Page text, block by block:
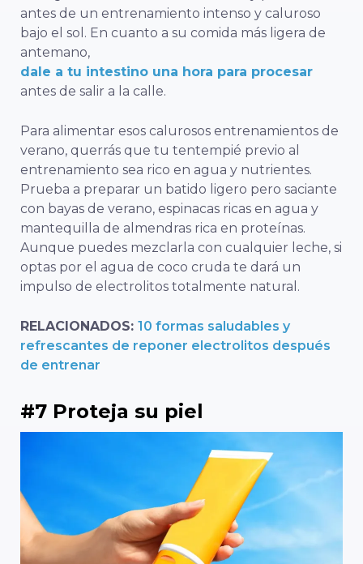
antes de un entrenamiento intenso y caluroso
bajo el sol. En cuanto a su comida más ligera de
antemano,
dale a tu intestino una hora para procesar
antes de salir a la calle.
Para alimentar esos calurosos entrenamientos de
verano, querrás que tu tentempié previo al
entrenamiento sea rico en agua y nutrientes.
Prueba a preparar un batido ligero pero saciante
con bayas de verano, espinacas ricas en agua y
mantequilla de almendras rica en proteínas.
Aunque puedes mezclarla con cualquier leche, si
optas por el agua de coco cruda te dará un
impulso de electrolitos totalmente natural.
RELACIONADOS: 10 formas saludables y
refrescantes de reponer electrolitos después
de entrenar
#7 Proteja su piel